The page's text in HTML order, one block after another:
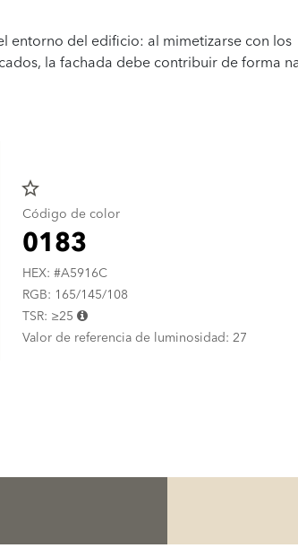
entorno del edificio: al mimetizarse con los
la fachada debe contribuir de forma
star_border
Código de color
0183
HEX: #A5916C
RGB: 165/145/108
TSR: ≥25
Valor de referencia de luminosidad: 27